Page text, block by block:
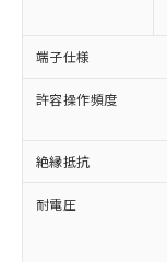
端子仕様
許容操作頻度
絶縁抵抗
耐電圧
ご利用くだ
本
商
(税
当
本
こ
在
対応予定
非含有に
定はありま
調査・確
非含有の
害物質有
仕入先様
いたもの
むを得ず
※1 中国
「○」：
基準値以
「×」：
基準値を
「－」：
当
為